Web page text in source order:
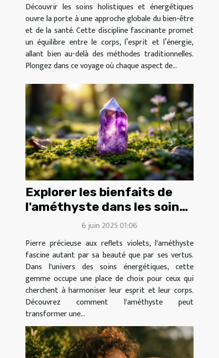
Découvrir les soins holistiques et énergétiques
ouvre la porte à une approche globale du bien-être
et de la santé. Cette discipline fascinante promet
un équilibre entre le corps, l’esprit et l’énergie,
allant bien au-delà des méthodes traditionnelles.
Plongez dans ce voyage où chaque aspect de...
Explorer les bienfaits de
l'améthyste dans les soins
énergétiques6 juin 2025 01:06
Pierre précieuse aux reflets violets, l'améthyste
fascine autant par sa beauté que par ses vertus.
Dans l'univers des soins énergétiques, cette
gemme occupe une place de choix pour ceux qui
cherchent à harmoniser leur esprit et leur corps.
Découvrez comment l'améthyste peut
transformer une...